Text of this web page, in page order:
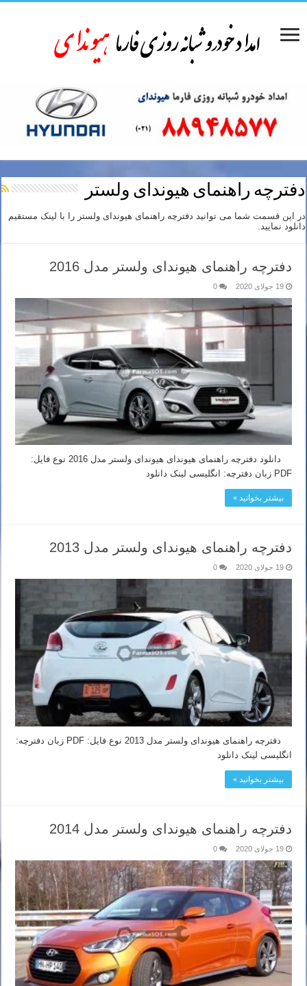
دفترچه راهنمای هیوندای ولستر
در این قسمت شما می توانید دفترچه راهنمای هیوندای ولستر را با لینک مستقیم
دانلود نمایید.
دفترچه راهنمای هیوندای ولستر مدل 2016
19 جولای 2020 0
دانلود دفترچه راهنمای هیوندای هیوندای ولستر مدل 2016 نوع فایل:
PDF زبان دفترچه: انگلیسی لینک دانلود
بیشتر بخوانید »
دفترچه راهنمای هیوندای ولستر مدل 2013
19 جولای 2020 0
دفترچه راهنمای هیوندای ولستر مدل 2013 نوع فایل: PDF زبان دفترچه:
انگلیسی لینک دانلود
بیشتر بخوانید »
دفترچه راهنمای هیوندای ولستر مدل 2014
19 جولای 2020 0